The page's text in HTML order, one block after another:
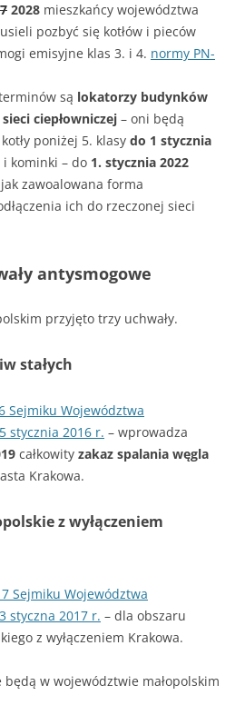
2028 mieszkańcy województwa
pozbyć się kotłów i pieców
emisyjne klas 3. i 4. normy PN-
są lokatorzy budynków
ciepłowniczej – oni będą
poniżej 5. klasy do 1 stycznia
kominki – do 1. stycznia 2022
zawoalowana forma
ich do rzeczonej sieci
antysmogowe
przyjęto trzy uchwały.
stałych
Sejmiku Województwa
stycznia 2016 r. – wprowadza
całkowity zakaz spalania węgla
Krakowa.
z wyłączeniem
Sejmiku Województwa
styczna 2017 r. – dla obszaru
z wyłączeniem Krakowa.
będą w województwie małopolskim